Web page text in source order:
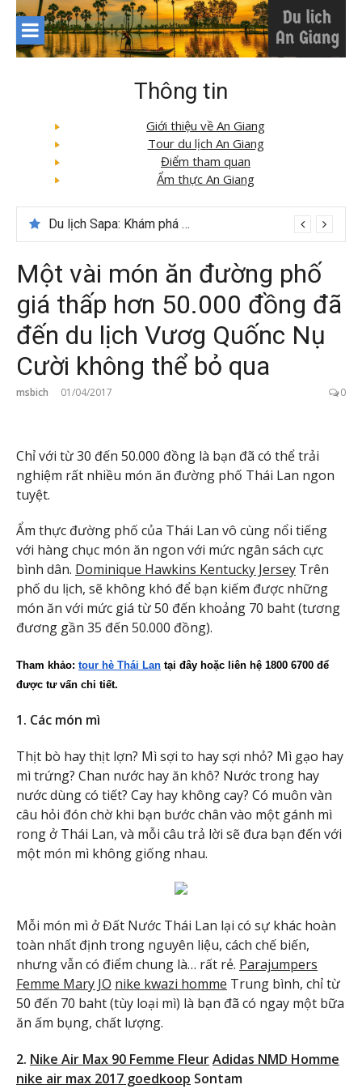
Skip
content
Thông tin
Giới thiệu về An Giang
Tour du lịch An Giang
Điểm tham quan
Ẩm thực An Giang
Tour du lịch Phú Quốc 3N3D: Hành trình khám phá đảo Ngọc
Một vài món ăn đường phố
giá thấp hơn 50.000 đồng đã
đến du lịch Vươg Quốnc Nụ
Cười không thể bỏ qua
msbich 01/04/2017 0
Chỉ với từ 30 đến 50.000 đồng là bạn đã có thể trải
nghiệm rất nhiều món ăn đường phố Thái Lan ngon
tuyệt.
Ẩm thực đường phố của Thái Lan vô cùng nổi tiếng
với hàng chục món ăn ngon với mức ngân sách cực
bình dân. Dominique Hawkins Kentucky Jersey Trên
phố du lịch, sẽ không khó để bạn kiếm được những
món ăn với mức giá từ 50 đến khoảng 70 baht (tương
đương gần 35 đến 50.000 đồng).
Tham khảo: tour hè Thái Lan tại đây hoặc liên hệ 1800 6700 để
được tư vấn chi tiết.
1. Các món mì
Thịt bò hay thịt lợn? Mì sợi to hay sợi nhỏ? Mì gạo hay
mì trứng? Chan nước hay ăn khô? Nước trong hay
nước dùng có tiết? Cay hay không cay? Có muôn vàn
câu hỏi đón chờ khi bạn bước chân vào một gánh mì
rong ở Thái Lan, và mỗi câu trả lời sẽ đưa bạn đến với
một món mì không giống nhau.
Mỗi món mì ở Đất Nước Thái Lan lại có sự khác hoàn
toàn nhất định trong nguyên liệu, cách chế biến,
nhưng vẫn có điểm chung là… rất rẻ. Parajumpers
Femme Mary JO nike kwazi homme Trung bình, chỉ từ
50 đến 70 baht (tùy loại mì) là bạn đã có ngay một bữa
ăn ấm bụng, chất lượng.
2. Nike Air Max 90 Femme FleurAdidas NMD Homme
nike air max 2017 goedkoop Sontam